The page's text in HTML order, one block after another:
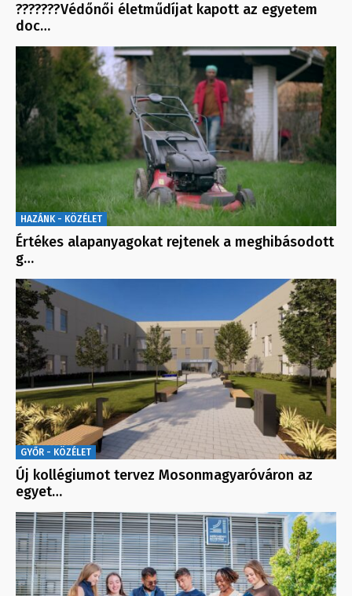
???????Védőnői életműdíjat kapott az egyetem
doc…
HAZÁNK - KÖZÉLET
Értékes alapanyagokat rejtenek a meghibásodott
g…
GYŐR - KÖZÉLET
Új kollégiumot tervez Mosonmagyaróváron az
egyet…